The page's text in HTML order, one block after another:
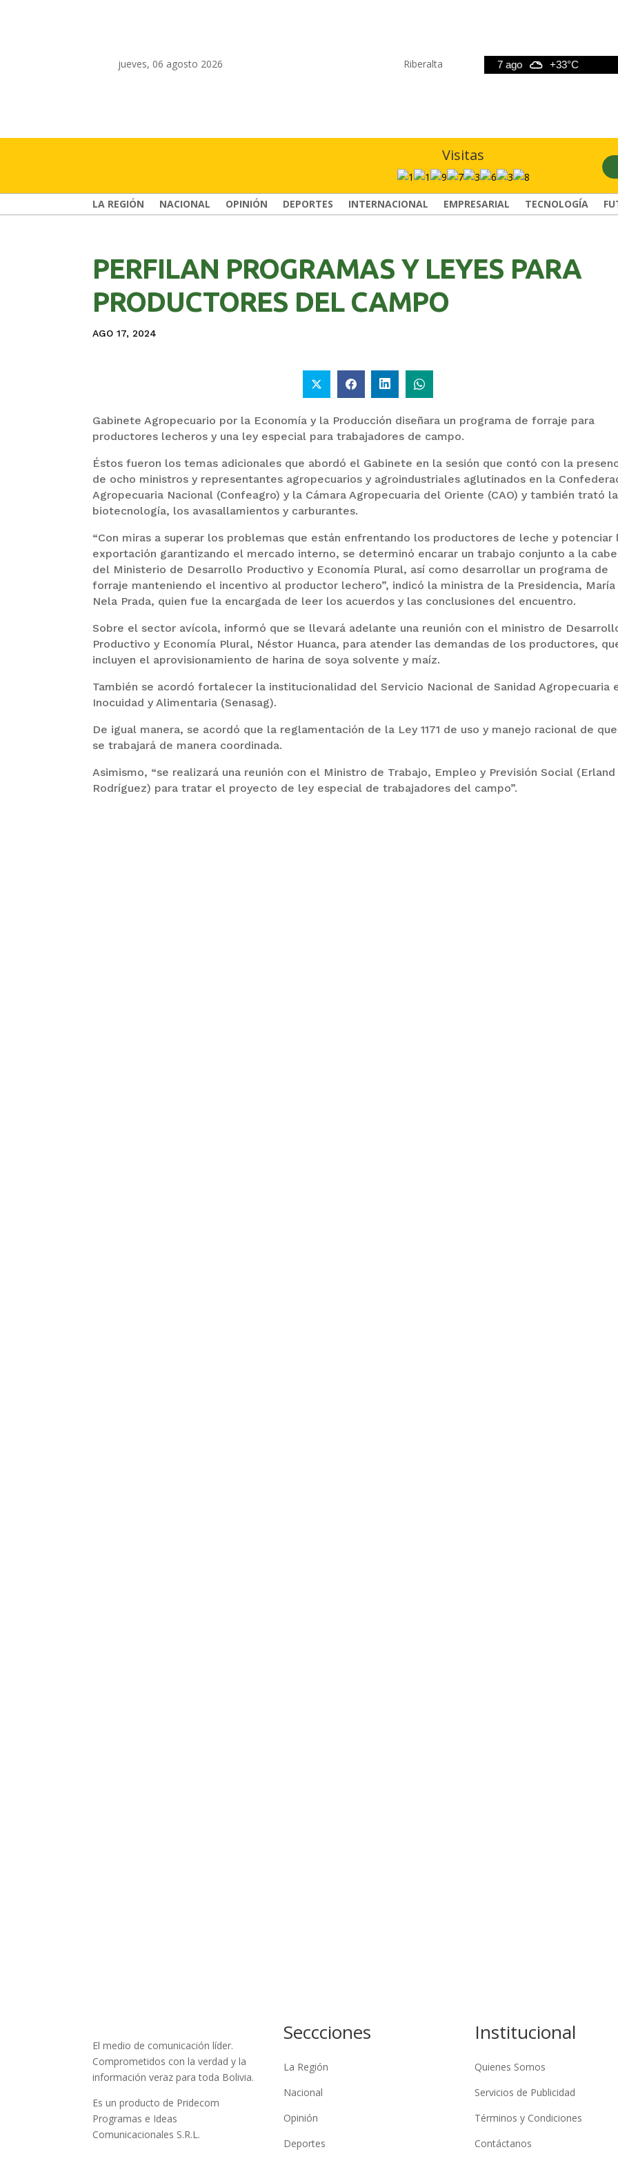
jueves, 06 agosto 2026 Riberalta
+33°C 7 ago +33°C 8
Visitas
LA REGIÓN NACIONAL OPINIÓN DEPORTES INTERNACIONAL EMPRESARIAL TECNOLOGÍA
PERFILAN PROGRAMAS Y LEYES PARA
PRODUCTORES DEL CAMPO
AGO 17, 2024
Gabinete Agropecuario por la Economía y la Producción diseñara un programa de forraje para
productores lecheros y una ley especial para trabajadores de campo.
Éstos fueron los temas adicionales que abordó el Gabinete en la sesión que contó con la
de ocho ministros y representantes agropecuarios y agroindustriales aglutinados en la
Agropecuaria Nacional (Confeagro) y la Cámara Agropecuaria del Oriente (CAO) y también trató la
biotecnología, los avasallamientos y carburantes.
“Con miras a superar los problemas que están enfrentando los productores de leche y potenciar
exportación garantizando el mercado interno, se determinó encarar un trabajo conjunto a la
del Ministerio de Desarrollo Productivo y Economía Plural, así como desarrollar un programa de
forraje manteniendo el incentivo al productor lechero”, indicó la ministra de la Presidencia, María
Nela Prada, quien fue la encargada de leer los acuerdos y las conclusiones del encuentro.
Sobre el sector avícola, informó que se llevará adelante una reunión con el ministro de
Productivo y Economía Plural, Néstor Huanca, para atender las demandas de los productores,
incluyen el aprovisionamiento de harina de soya solvente y maíz.
También se acordó fortalecer la institucionalidad del Servicio Nacional de Sanidad Agropecuaria
Inocuidad y Alimentaria (Senasag).
De igual manera, se acordó que la reglamentación de la Ley 1171 de uso y manejo racional de
se trabajará de manera coordinada.
Asimismo, “se realizará una reunión con el Ministro de Trabajo, Empleo y Previsión Social (Erland
Rodríguez) para tratar el proyecto de ley especial de trabajadores del campo”.
El medio de comunicación líder.
Comprometidos con la verdad y la
información veraz para toda Bolivia.
Es un producto de Pridecom
Programas e Ideas
Comunicacionales S.R.L.
Seccciones
La Región
Nacional
Opinión
Deportes
Institucional
Quienes Somos
Servicios de Publicidad
Términos y Condiciones
Contáctanos